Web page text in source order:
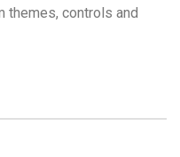
themes, controls and